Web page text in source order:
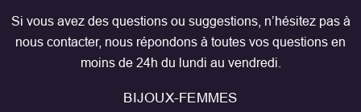
Si vous avez des questions ou suggestions, n’hésitez pas à
nous contacter, nous répondons à toutes vos questions en
moins de 24h du lundi au vendredi.
BIJOUX-FEMMES